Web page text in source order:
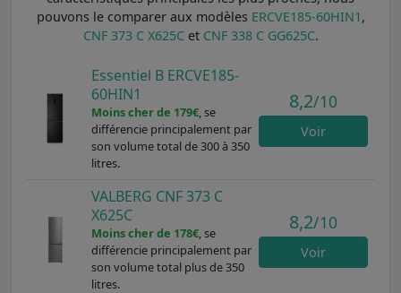
pouvons le comparer aux modèles ERCVE185-60HIN1 ,
CNF 373 C X625Cet CNF 338 C GG625C.
Essentiel B ERCVE185-
60HIN1
Moins cher de 179€, se
différencie principalement par
son volume total de 300 à 350
litres.
8,2/10
Voir
VALBERG CNF 373 C
X625C
Moins cher de 178€, se
différencie principalement par
son volume total plus de 350
litres.
8,2/10
Voir